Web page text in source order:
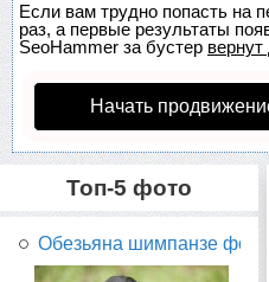
Если вам трудно попасть на
раз, а первые результаты
SeoHammer за бустер вернут
Начать
Топ-5 фото
Обезьяна шимпанзе